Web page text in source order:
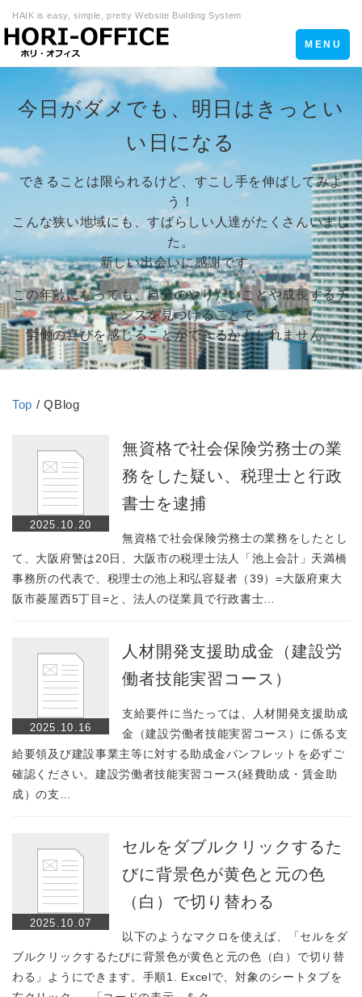
HAIK is easy, simple, pretty Website Building System
Toggle
navigation
MENU
今日がダメでも、明日はきっとい
い日になる
できることは限られるけど、すこし手を伸ばしてみよ
う！
こんな狭い地域にも、すばらしい人達がたくさんいまし
た。
新しい出会いに感謝です。
この年齢になっても、自分のやりたいことや成長するチ
ャンスを見つけることで
労働の喜びを感じることができるかもしれません。
Top / QBlog
2025.10.20
無資格で社会保険労務士の業
務をした疑い、税理士と行政
書士を逮捕
無資格で社会保険労務士の業務をしたとし
て、大阪府警は20日、大阪市の税理士法人「池上会計」天満橋
事務所の代表で、税理士の池上和弘容疑者（39）=大阪府東大
阪市菱屋西5丁目=と、法人の従業員で行政書士…
2025.10.16
人材開発支援助成金（建設労
働者技能実習コース）
支給要件に当たっては、人材開発支援助成
金（建設労働者技能実習コース）に係る支
給要領及び建設事業主等に対する助成金パンフレットを必ずご
確認ください。建設労働者技能実習コース(経費助成・賃金助
成）の支…
2025.10.07
セルをダブルクリックするた
びに背景色が黄色と元の色
（白）で切り替わる
以下のようなマクロを使えば、「セルをダ
ブルクリックするたびに背景色が黄色と元の色（白）で切り替
わる」ようにできます。手順1. Excelで、対象のシートタブを